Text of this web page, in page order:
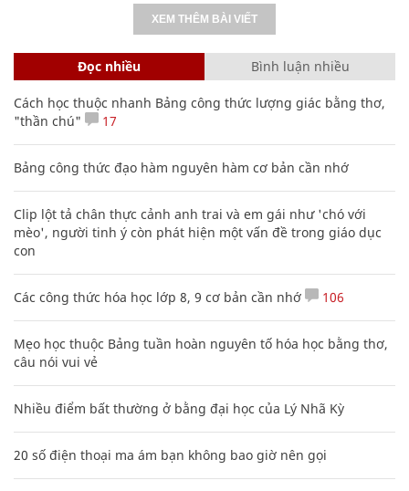
XEM THÊM BÀI VIẾT
Đọc nhiều Bình luận nhiều
Cách học thuộc nhanh Bảng công thức lượng giác bằng thơ,
"thần chú"
17
Bảng công thức đạo hàm nguyên hàm cơ bản cần nhớ
Clip lột tả chân thực cảnh anh trai và em gái như 'chó với
mèo', người tinh ý còn phát hiện một vấn đề trong giáo dục
con
Các công thức hóa học lớp 8, 9 cơ bản cần nhớ 106
Mẹo học thuộc Bảng tuần hoàn nguyên tố hóa học bằng thơ,
câu nói vui vẻ
Nhiều điểm bất thường ở bằng đại học của Lý Nhã Kỳ
20 số điện thoại ma ám bạn không bao giờ nên gọi